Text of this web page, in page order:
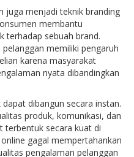
juga menjadi teknik branding
membantu
terhadap sebuah brand.
memiliki pengaruh
karena masyarakat
nyata dibandingkan
dibangun secara instan.
produk, komunikasi, dan
terbentuk secara kuat di
gagal mempertahankan
pengalaman pelanggan